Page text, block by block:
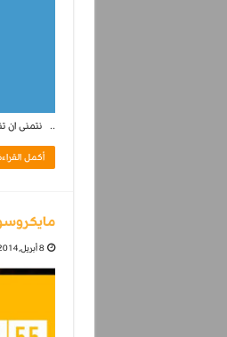
.. نتمنى ان
أكمل
8 أبريل,2014